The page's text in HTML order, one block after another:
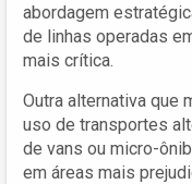
abordagem
de linhas operadas
mais crítica.
Outra alternativa que
uso de transportes
de vans ou micro-
em áreas mais